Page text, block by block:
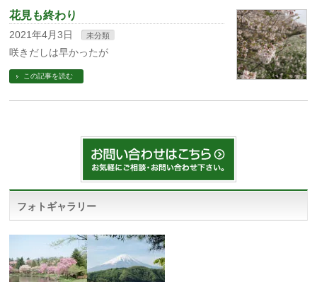
花見も終わり
2021年4月3日 未分類
咲きだしは早かったが
この記事を読む
フォトギャラリー